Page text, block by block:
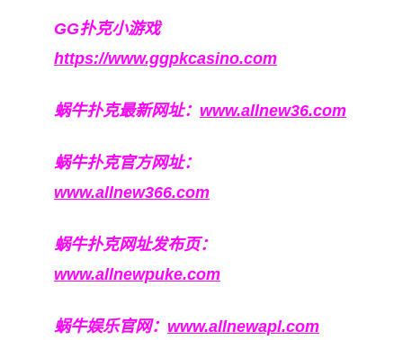
GG扑克小游戏
https://www.ggpkcasino.com
蜗牛扑克最新网址： www.allnew36.com
蜗牛扑克官方网址：
www.allnew366.com
蜗牛扑克网址发布页：
www.allnewpuke.com
蜗牛娱乐官网： www.allnewapl.com